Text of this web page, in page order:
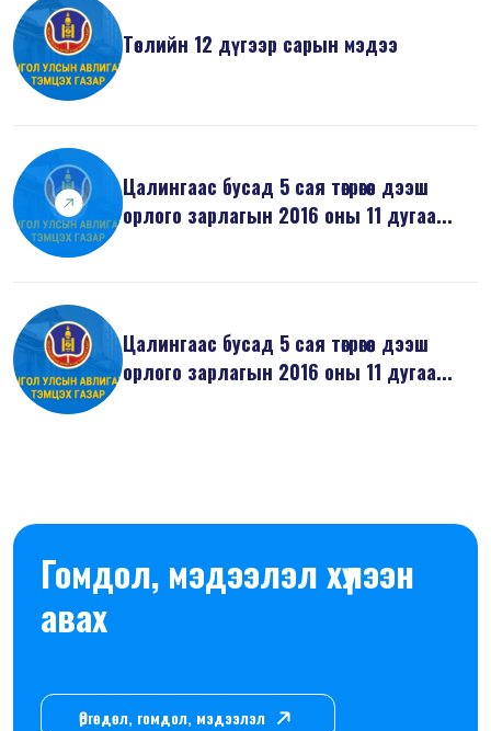
Төслийн 12 дүгээр сарын мэдээ
Цалингаас бусад 5 сая төгрөгөөс дээш
орлого зарлагын 2016 оны 11 дугаа...
Цалингаас бусад 5 сая төгрөгөөс дээш
орлого зарлагын 2016 оны 11 дугаа...
Гомдол, мэдээлэл хүлээн
авах
Өргөдөл, гомдол, мэдээлэл